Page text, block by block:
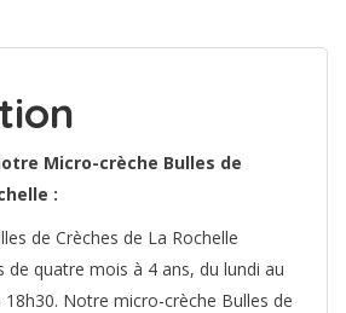
Micro-crèche Bulles de
:
de Crèches de La Rochelle
de quatre mois à 4 ans, du lundi au
Notre micro-crèche Bulles de